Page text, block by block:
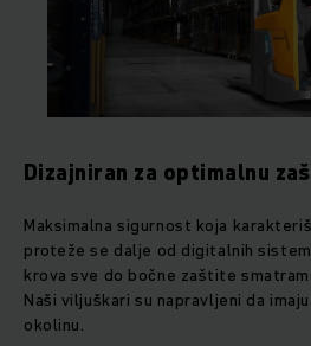
Dizajniran za optimalnu
Maksimalna sigurnost koja
proteže se dalje od digitalnih
krova sve do bočne zaštite
Naši viljuškari su napravljeni da
okolinu.